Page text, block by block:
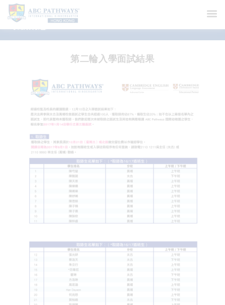
最新消息
第二輪入學面試結果